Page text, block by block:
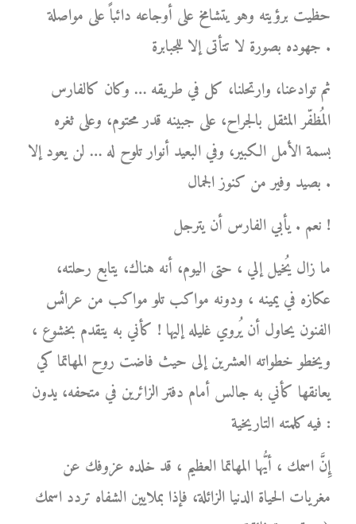
حظيت برؤيته وهو يتشامخ على أوجاعه دائباً على مواصلة
جهوده بصورة لا تتأتى إلا للجبابرة .
ثم توادعنا، وارتحلنا، كل في طريقه … وكان كالفارس
المُظفّر المثقل بالجراح، على جبينه قدر محتوم، وعلى ثغره
بسمة الأمل الكبير، وفي البعيد أنوار تلوح له … لن يعود إلا
بصيد وفير من كنوز الجمال .
نعم . يأبي الفارس أن يترجل !
ما زال يُخيل إلي ، حتى اليوم، أنه هناك، يتابع رحلته،
عكازه في يمينه ، ودونه مواكب تلو مواكب من عرائس
الفنون يحاول أن يُروي غليله إليها ! كأني به يتقدم بخشوع ،
ويخطو خطواته العشرين إلى حيث فاضت روح المهاتما كي
يعانقها كأني به جالس أمام دفتر الزائرين في متحفه، يدون
فيه كلمته التاريخية :
إِنَّ اسمك ، أيُّها المهاتما العظيم ، قد خلده عزوفك عن
مغريات الحياة الدنيا الزائلة، فإذا بملايين الشفاه تردد اسمك